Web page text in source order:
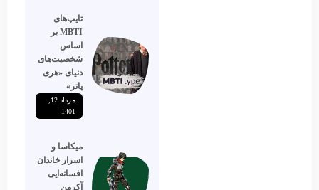
تایپ‌های
MBTI بر
اساس
شخصیت‌های
دنیای «هری
پاتر»
1401
میکاسا و
اسرار خاندان
افسانه‌ایی
آکرمن